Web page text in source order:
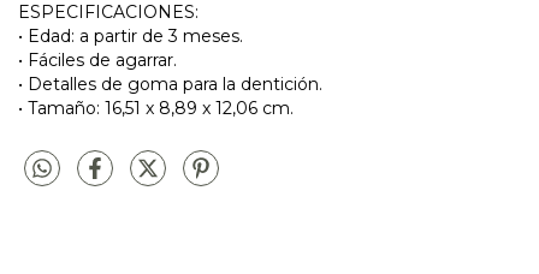
ESPECIFICACIONES:
• Edad: a partir de 3 meses.
• Fáciles de agarrar.
• Detalles de goma para la dentición.
• Tamaño: 16,51 x 8,89 x 12,06 cm.